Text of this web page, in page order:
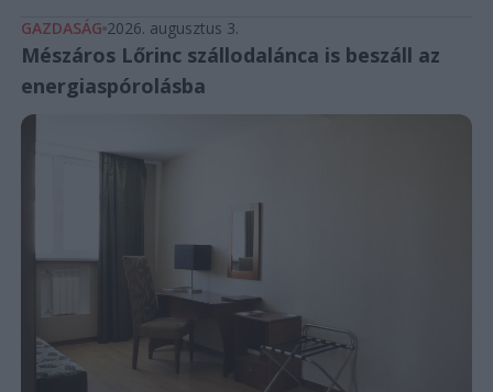
GAZDASÁG 2026. augusztus 3.
Mészáros Lőrinc szállodalánca is beszáll az
energiaspórolásba